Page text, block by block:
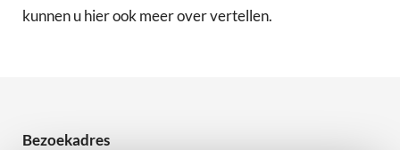
kunnen u hier ook meer over vertellen.
Bezoekadres